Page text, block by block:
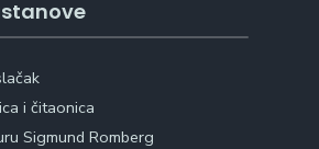
i čitaonica
Sigmund Romberg